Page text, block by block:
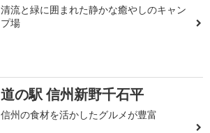
清流と緑に囲まれた静かな癒やしのキャン
プ場
道の駅 信州新野千石平
信州の食材を活かしたグルメが豊富